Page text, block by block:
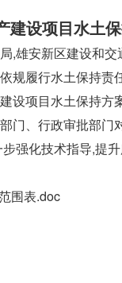
建设项目水土
,雄安新区建设和
规履行水土保持
设项目水土保持
门、行政审批部
强化技术指导,提
围表.doc